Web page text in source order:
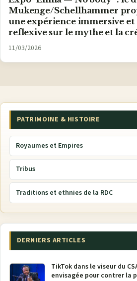
Mukenge/Schellhammer
une expérience immersive et
reflexive sur le mythe et la
11/03/2026
PATRIMOINE & HISTOIRE
Royaumes et Empires
Tribus
Traditions et ethnies de la RDC
DERNIERS ARTICLES
TikTok dans le viseur du
envisagée pour contrer la